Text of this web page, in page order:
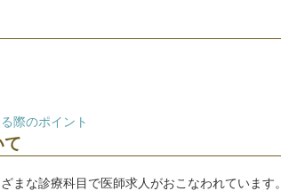
際のポイント
て
まな診療科目で医師求人がおこなわれています。